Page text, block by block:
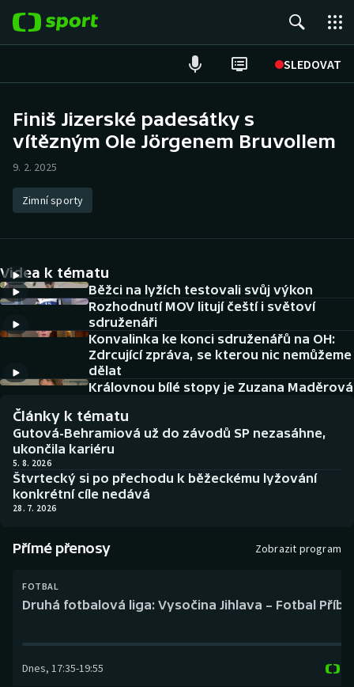
SLEDOVAT
Hokej
Atletika
DALŠÍ SPORTY
Americký fotbal
Baseball a softbal
Biatlon
Boby a skeleton
Curling
Dostihy
Futsal
NEPŘEHLÉDNĚTE
Aplikace ČT sport
AZ kvíz
Finiš Jizerské padesátky s
vítězným Ole Jörgenem Bruvollem
9. 2. 2025
Zimní sporty
Videa k tématu
Běžci na lyžích testovali svůj výkon
Rozhodnutí MOV litují čeští i světoví
sdruženáři
Konvalinka ke konci sdruženářů na OH:
Zdrcující zpráva, se kterou nic nemůžeme
dělat
Královnou bílé stopy je Zuzana Maděrová
Články k tématu
Gutová-Behramiová už do závodů SP nezasáhne,
ukončila kariéru
5. 8. 2026
Štvrtecký si po přechodu k běžeckému lyžování
konkrétní cíle nedává
28. 7. 2026
Přímé přenosy Zobrazit program
FOTBAL
Druhá fotbalová liga: Vysočina Jihlava – Fotbal
Dnes, 17:35-19:55